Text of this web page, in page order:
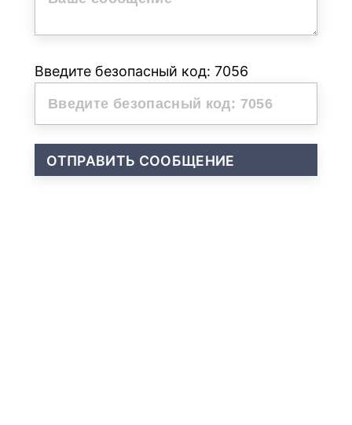
Введите безопасный код: 7056